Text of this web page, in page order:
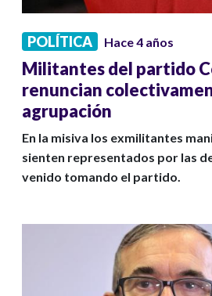
POLÍTICA Hace 4 años
Militantes del partido
renuncian
agrupación
En la misiva los exmilitantes
sienten representados por las
venido tomando el partido.